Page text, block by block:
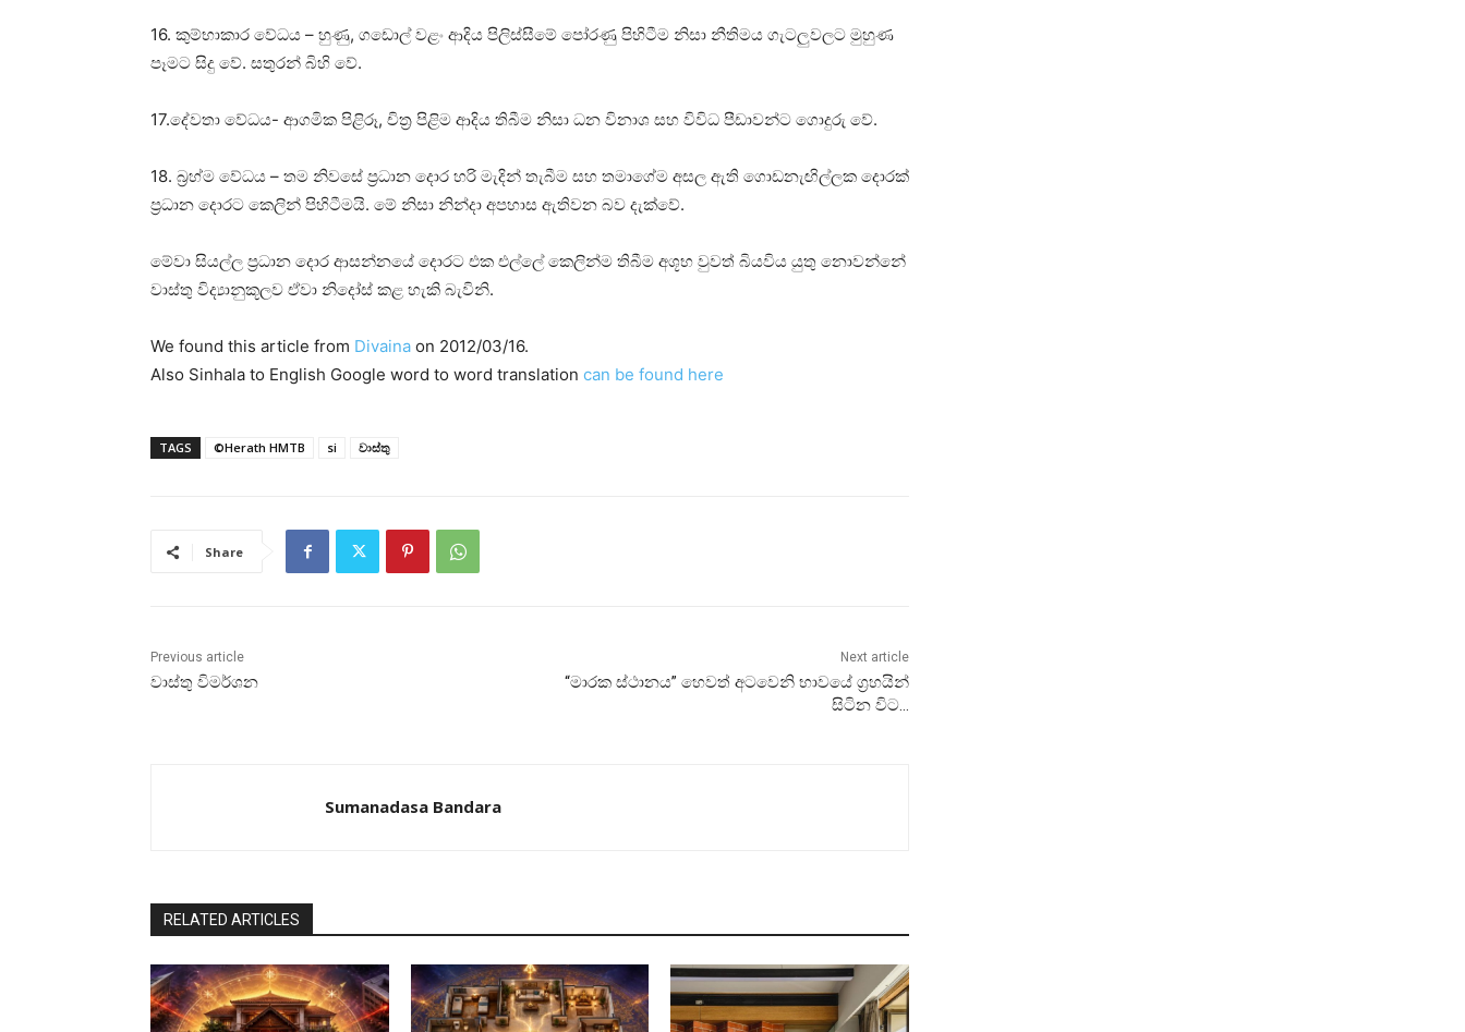
16. කුම්භාකාර වේධය – හුණු, ගඩොල් වළං ආදිය පිලිස්‌සීමේ පෝරණු පිහිටීම නිසා නීතිමය ගැටලුවලට මුහුණ
පෑමට සිදු වේ. සතුරන් බිහි වේ.
17.දේවතා වේධය- ආගමික පිළිරූ, චිත්‍ර පිළිම ආදිය තිබීම නිසා ධන විනාශ සහ විවිධ පීඩාවන්ට ගොදුරු වේ.
18. බ්‍රහ්ම වේධය – තම නිවසේ ප්‍රධාන දොර හරි මැදින් තැබීම සහ තමාගේම අසල ඇති ගොඩනැඟිල්ලක දොරක්‌
ප්‍රධාන දොරට කෙලින් පිහිටීමයි. මේ නිසා නින්දා අපහාස ඇතිවන බව දැක්‌වේ.
මේවා සියල්ල ප්‍රධාන දොර ආසන්නයේ දොරට එක එල්ලේ කෙලින්ම තිබීම අශූභ වුවත් බියවිය යුතු නොවන්නේ
වාස්‌තු විද්‍යානුකූලව ඒවා නිදෝස්‌ කළ හැකි බැවිනි.
We found this article from Divaina on 2012/03/16.
Also Sinhala to English Google word to word translation can be found here
TAGS ©Herath HMTB si වාස්තු
Share
Previous article
වාස්‌තු විමර්ශන
Next article
“මාරක ස්‌ථානය” හෙවත් අටවෙනි භාවයේ ග්‍රහයින්
සිටින විට…
Sumanadasa Bandara
RELATED ARTICLES